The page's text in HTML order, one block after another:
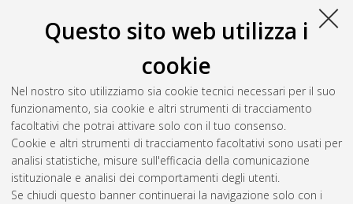
Questo sito web utilizza i
cookie
Nel nostro sito utilizziamo sia cookie tecnici necessari per il suo
funzionamento, sia cookie e altri strumenti di tracciamento
facoltativi che potrai attivare solo con il tuo consenso.
Cookie e altri strumenti di tracciamento facoltativi sono usati per
analisi statistiche, misure sull'efficacia della comunicazione
istituzionale e analisi dei comportamenti degli utenti.
Se chiudi questo banner continuerai la navigazione solo con i
Correlazione di variabili dinamiche
in simulazioni cosmologiche di gravità modificata.[Laurea],
Documento ad accesso riservato.
Santini, Matteo(2022)Studio di un modello cosmologico di
quintessenza con accoppiamento.[Laurea], Università di
Bologna, Corso di Studio in Fisica [L-DM270]
Questa lista e' stata generata ilMon Aug 10 08:14:24 2026
CEST